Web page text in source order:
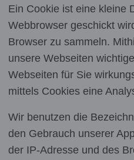
Ein Cookie ist eine kleine
Webbrowser geschickt
Browser zu sammeln.
unsere Webseiten
Webseiten für Sie
mittels Cookies eine
Wir benutzen die
den Gebrauch unserer
der IP-Adresse und des